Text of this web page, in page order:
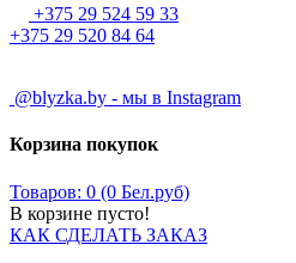
+375 29 524 59 33
+375 29 520 84 64
@blyzka.by - мы в Instagram
Корзина покупок
Товаров: 0 (0 Бел.руб)
В корзине пусто!
КАК СДЕЛАТЬ ЗАКАЗ